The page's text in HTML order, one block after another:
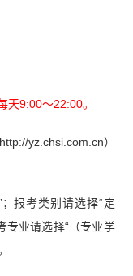
天9:00～22:00。
yz.chsi.com.cn）
报考类别请选择“定
专业请选择“（专业学